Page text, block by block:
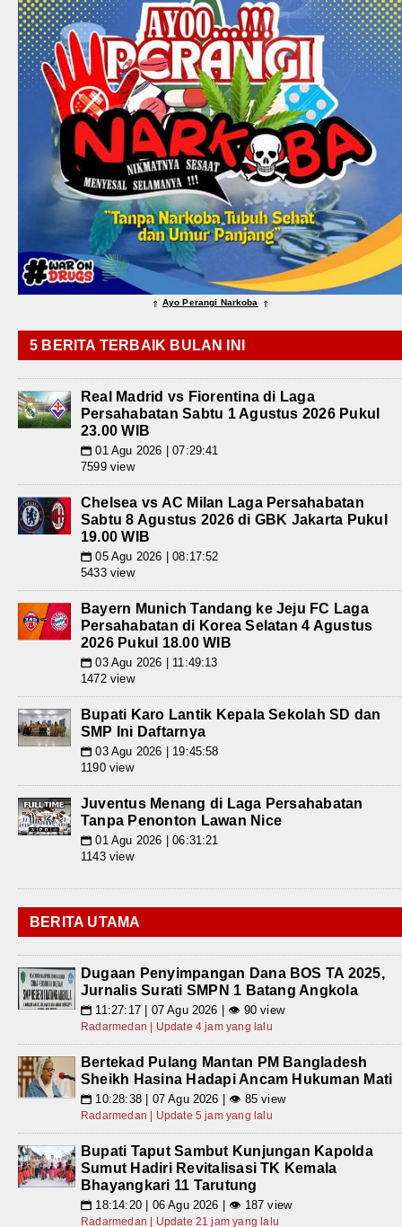
⇑ Ayo Perangi Narkoba ⇑
5 BERITA TERBAIK BULAN INI
Real Madrid vs Fiorentina di Laga
Persahabatan Sabtu 1 Agustus 2026 Pukul
23.00 WIB
📅 01 Agu 2026 | 07:29:41
7599 view
Chelsea vs AC Milan Laga Persahabatan
Sabtu 8 Agustus 2026 di GBK Jakarta Pukul
19.00 WIB
📅 05 Agu 2026 | 08:17:52
5433 view
Bayern Munich Tandang ke Jeju FC Laga
Persahabatan di Korea Selatan 4 Agustus
2026 Pukul 18.00 WIB
📅 03 Agu 2026 | 11:49:13
1472 view
Bupati Karo Lantik Kepala Sekolah SD dan
SMP Ini Daftarnya
📅 03 Agu 2026 | 19:45:58
1190 view
Juventus Menang di Laga Persahabatan
Tanpa Penonton Lawan Nice
📅 01 Agu 2026 | 06:31:21
1143 view
BERITA UTAMA
Dugaan Penyimpangan Dana BOS TA 2025,
Jurnalis Surati SMPN 1 Batang Angkola
📅 11:27:17 | 07 Agu 2026 | 👁 90 view
Radarmedan | Update 4 jam yang lalu
Bertekad Pulang Mantan PM Bangladesh
Sheikh Hasina Hadapi Ancam Hukuman Mati
📅 10:28:38 | 07 Agu 2026 | 👁 85 view
Radarmedan | Update 5 jam yang lalu
Bupati Taput Sambut Kunjungan Kapolda
Sumut Hadiri Revitalisasi TK Kemala
Bhayangkari 11 Tarutung
📅 18:14:20 | 06 Agu 2026 | 👁 187 view
Radarmedan | Update 21 jam yang lalu